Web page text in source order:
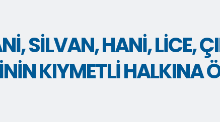
SILVAN, HANI, LICE,
KIYMETLI HALKINA